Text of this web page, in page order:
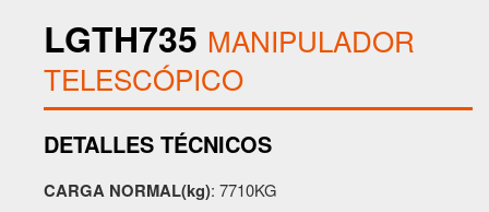
LGTH735 MANIPULADOR
TELESCÓPICO
DETALLES TÉCNICOS
CARGA NORMAL(kg): 7710KG